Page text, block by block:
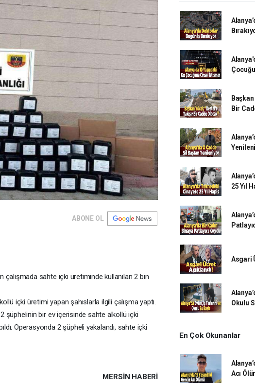
ABONE OL
çalışmada sahte içki üretiminde kullanılan 2 bin
içki üretimi yapan şahıslarla ilgili çalışma yaptı.
2 şüphelinin bir ev içerisinde sahte alkollü içki
Operasyonda 2 şüpheli yakalandı, sahte içki
MERSIN HABERİ
Başkan
Bir
25 Yıl
Asgari
Okulu
En Çok Okunanlar
Acı